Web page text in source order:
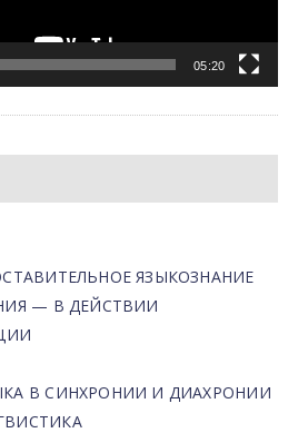
05:20
ЯЗЫКОЗНАНИЕ
— В ДЕЙСТВИИ
В СИНХРОНИИ И ДИАХРОНИИ